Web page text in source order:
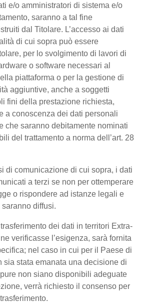
e/o amministratori di sistema e/o
saranno a tal fine
dal Titolare. L’accesso ai dati
di cui sopra può essere
per lo svolgimento di lavori di
o software necessari al
piattaforma o per la gestione di
aggiuntive, anche a soggetti
fini della prestazione richiesta,
a conoscenza dei dati personali
che saranno debitamente nominati
del trattamento a norma dell’art. 28
di comunicazione di cui sopra, i dati
a terzi se non per ottemperare
o rispondere ad istanze legali e
diffusi.
dei dati in territori Extra-
verificasse l’esigenza, sarà fornita
nel caso in cui per il Paese di
sia stata emanata una decisione di
non siano disponibili adeguate
verrà richiesto il consenso per